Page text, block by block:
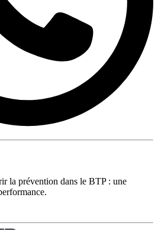
la prévention dans le BTP : une